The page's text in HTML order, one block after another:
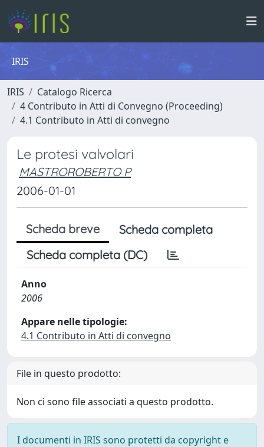
IRIS
IRIS
Catalogo Ricerca
4 Contributo in Atti di Convegno (Proceeding)
4.1 Contributo in Atti di convegno
Le protesi valvolari
MASTROROBERTO P
2006-01-01
Scheda breve
Scheda completa
Scheda completa (DC)
Anno
2006
Appare nelle tipologie:
4.1 Contributo in Atti di convegno
File in questo prodotto:
Non ci sono file associati a questo prodotto.
I documenti in IRIS sono protetti da copyright e